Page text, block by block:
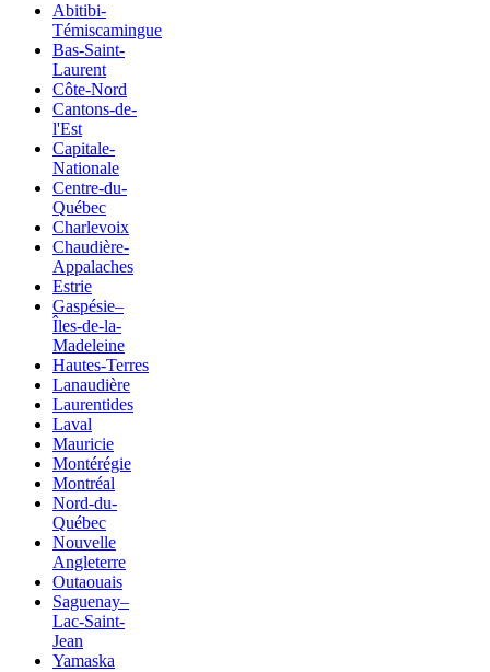
Abitibi-
Témiscamingue
Bas-Saint-
Laurent
Côte-Nord
Cantons-de-
l'Est
Capitale-
Nationale
Centre-du-
Québec
Charlevoix
Chaudière-
Appalaches
Estrie
Gaspésie–
Îles-de-la-
Madeleine
Hautes-Terres
Lanaudière
Laurentides
Laval
Mauricie
Montérégie
Montréal
Nord-du-
Québec
Nouvelle
Angleterre
Outaouais
Saguenay–
Lac-Saint-
Jean
Yamaska